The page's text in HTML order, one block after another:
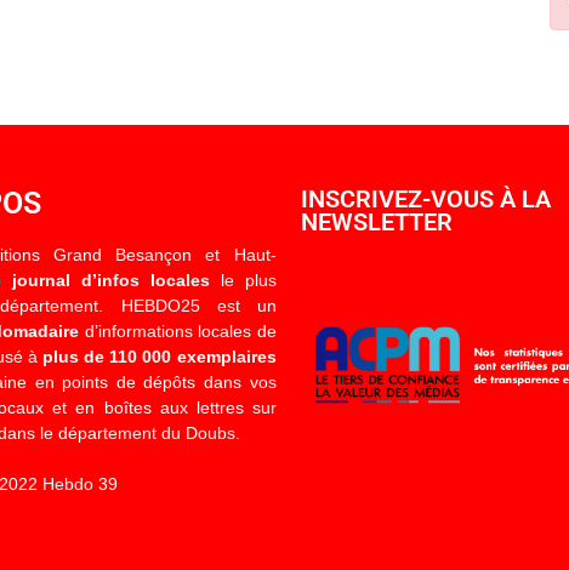
Grand Besançon et Haut-
journal d’infos localesle plus
HEBDO25 est un
d’informations locales de
à plus de 110 000 exemplaires
en points de dépôts dans vos
et en boîtes aux lettres sur
le département du Doubs.
Hebdo 39
INSCRIVEZ-VOUS À LA
NEWSLETTER